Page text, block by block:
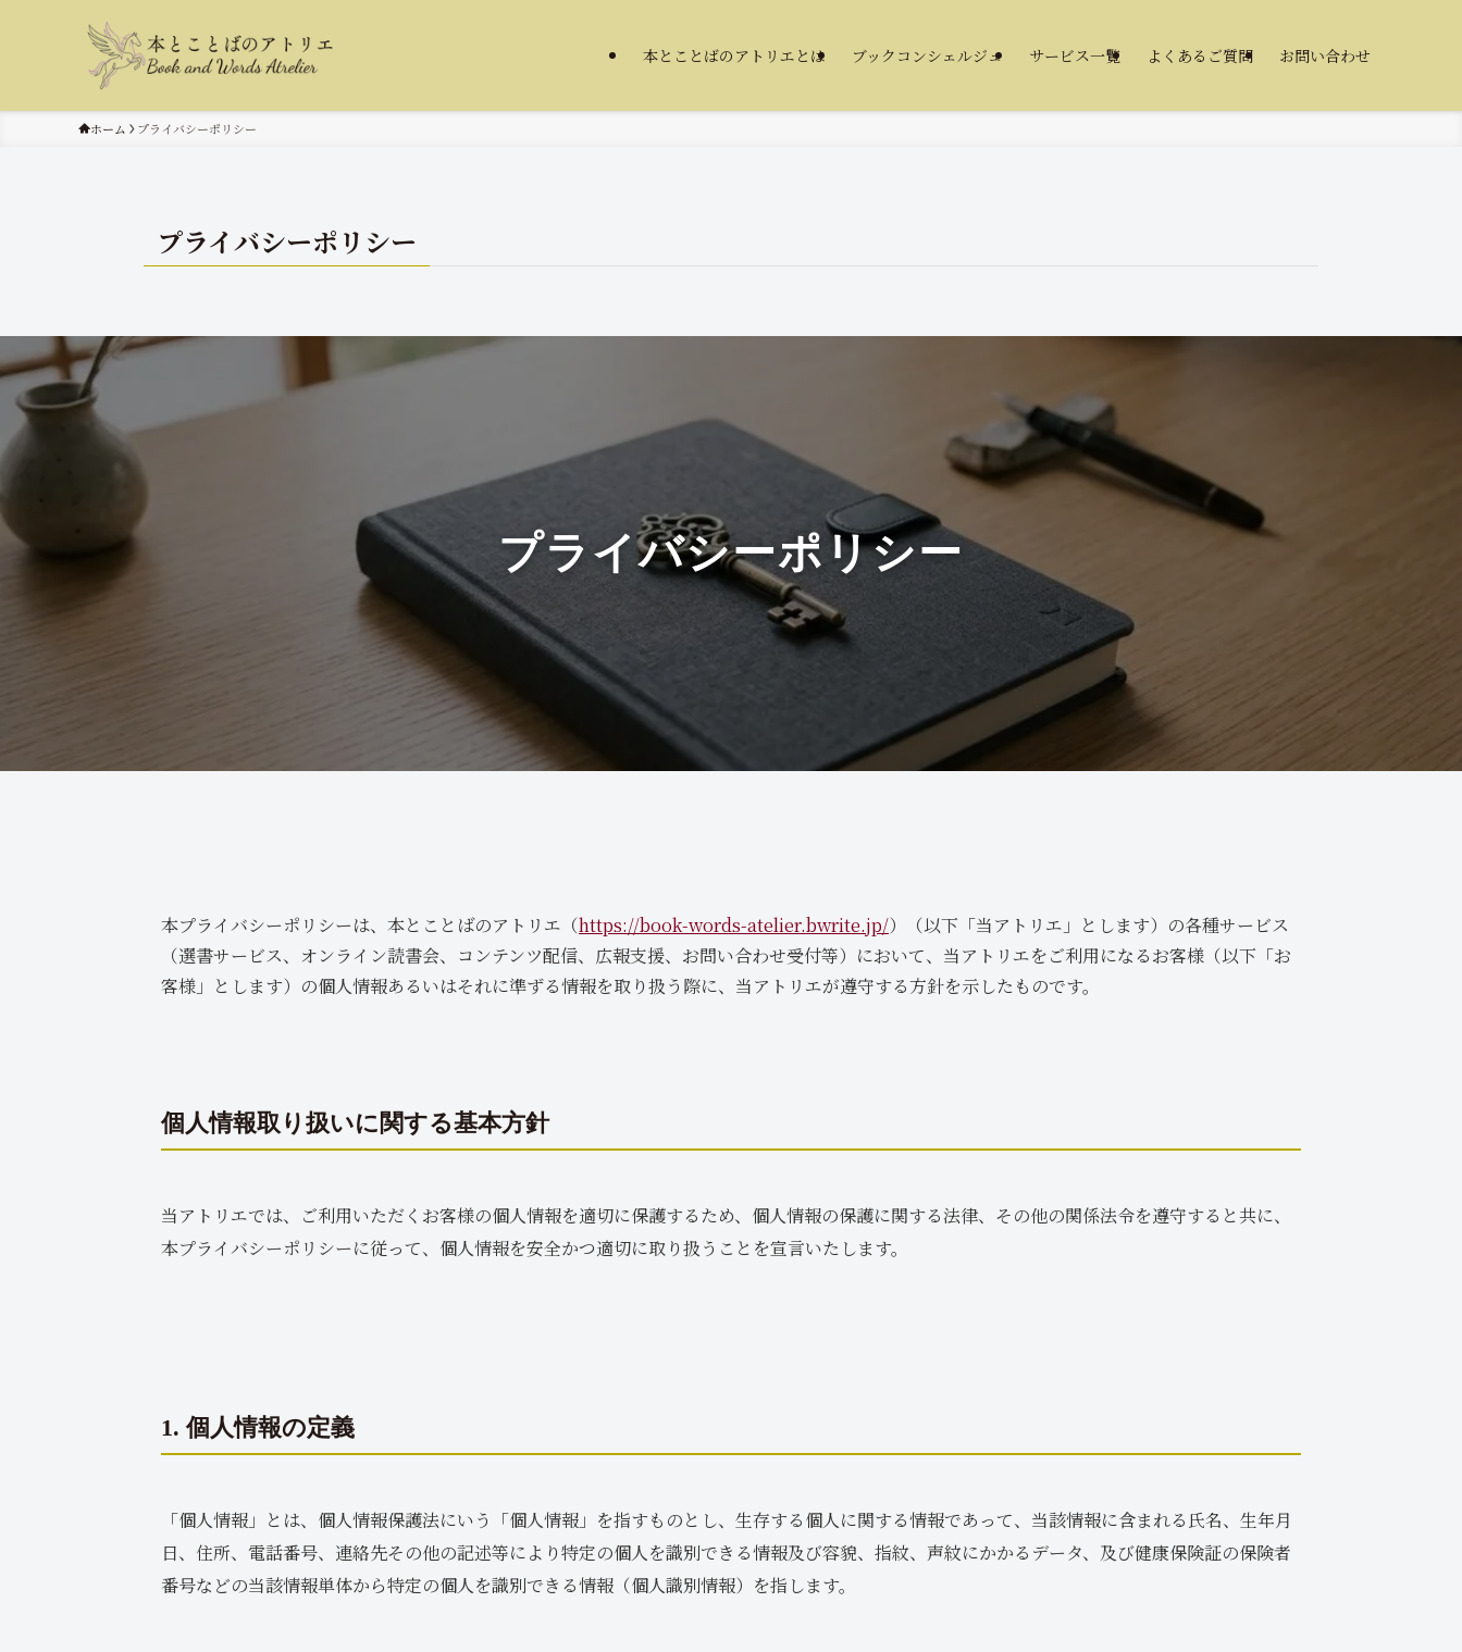
本とことばのアトリエとは ブックコンシェルジュ サービス一覧 よくあるご質問 お問い合わせ
ホーム プライバシーポリシー
プライバシーポリシー
プライバシーポリシー
本プライバシーポリシーは、本とことばのアトリエ（https://book-words-atelier.bwrite.jp/）（以下「当アトリエ」とします）の各種サービス
（選書サービス、オンライン読書会、コンテンツ配信、広報支援、お問い合わせ受付等）において、当アトリエをご利用になるお客様（以下「お
客様」とします）の個人情報あるいはそれに準ずる情報を取り扱う際に、当アトリエが遵守する方針を示したものです。
個人情報取り扱いに関する基本方針
当アトリエでは、ご利用いただくお客様の個人情報を適切に保護するため、個人情報の保護に関する法律、その他の関係法令を遵守すると共に、
本プライバシーポリシーに従って、個人情報を安全かつ適切に取り扱うことを宣言いたします。
1. 個人情報の定義
「個人情報」とは、個人情報保護法にいう「個人情報」を指すものとし、生存する個人に関する情報であって、当該情報に含まれる氏名、生年月
日、住所、電話番号、連絡先その他の記述等により特定の個人を識別できる情報及び容貌、指紋、声紋にかかるデータ、及び健康保険証の保険者
番号などの当該情報単体から特定の個人を識別できる情報（個人識別情報）を指します。